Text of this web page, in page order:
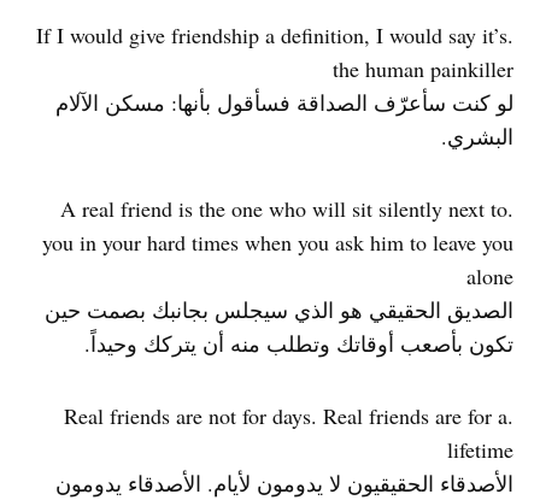
.If I would give friendship a definition, I would say it’s
the human painkiller
لو كنت سأعرّف الصداقة فسأقول بأنها: مسكن الآلام
البشري.
.A real friend is the one who will sit silently next to
you in your hard times when you ask him to leave you
alone
الصديق الحقيقي هو الذي سيجلس بجانبك بصمت حين
تكون بأصعب أوقاتك وتطلب منه أن يتركك وحيداً.
.Real friends are not for days. Real friends are for a
lifetime
الأصدقاء الحقيقيون لا يدومون لأيام. الأصدقاء يدومون